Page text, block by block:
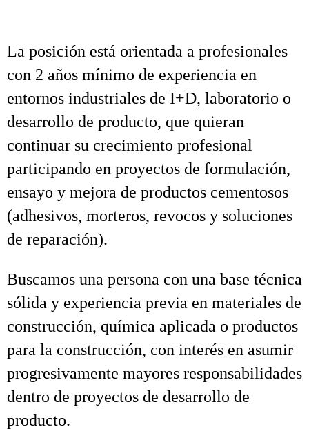
La posición está orientada a profesionales
con 2 años mínimo de experiencia en
entornos industriales de I+D, laboratorio o
desarrollo de producto, que quieran
continuar su crecimiento profesional
participando en proyectos de formulación,
ensayo y mejora de productos cementosos
(adhesivos, morteros, revocos y soluciones
de reparación).
Buscamos una persona con una base técnica
sólida y experiencia previa en materiales de
construcción, química aplicada o productos
para la construcción, con interés en asumir
progresivamente mayores responsabilidades
dentro de proyectos de desarrollo de
producto.